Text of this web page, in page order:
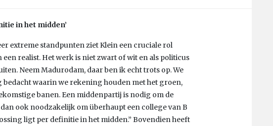
in het midden’
extreme standpunten ziet Klein een cruciale rol
realist. Het werk is niet zwart of wit en als politicus
Neem Madurodam, daar ben ik echt trots op. We
waarin we rekening houden met het groen,
banen. Een middenpartij is nodig om de
ook noodzakelijk om überhaupt een college van B
ligt per definitie in het midden.” Bovendien heeft